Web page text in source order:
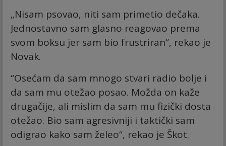
„Nisam psovao, niti sam primetio dečaka.
Jednostavno sam glasno reagovao prema
svom boksu jer sam bio frustriran“, rekao je
Novak.
“Osećam da sam mnogo stvari radio bolje i
da sam mu otežao posao. Možda on kaže
drugačije, ali mislim da sam mu fizički dosta
otežao. Bio sam agresivniji i taktički sam
odigrao kako sam želeo“, rekao je Škot.